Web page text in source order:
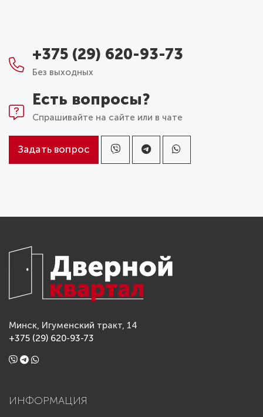
+375 (29) 620-93-73
Без выходных
Есть вопросы?
Спрашивайте на сайте или в чате
Задать вопрос
Минск, Игуменский тракт, 14
+375 (29) 620-93-73
ИНФОРМАЦИЯ